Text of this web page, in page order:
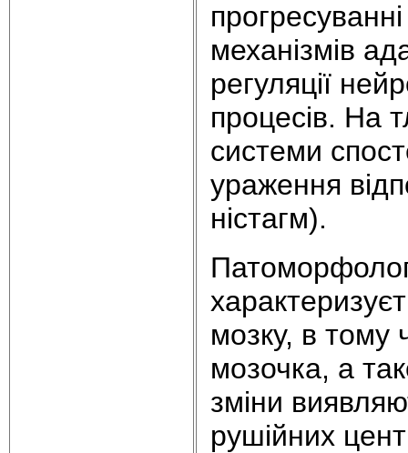
механізмів
регуляції
процесів. На
системи
ураження
ністагм).
мозку, в тому
мозочка, а
зміни
рушійних